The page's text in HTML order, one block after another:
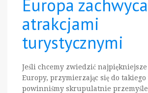
Europa
atrakcjami
turystycznymi
Jeśli chcemy zwiedzić najpiękniejsze
Europy, przymierzając się do
powinniśmy skrupulatnie